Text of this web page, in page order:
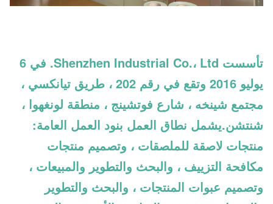
تأسست Shenzhen Industrial Co.، Ltd. في 6
يوليو 2016 وتقع في رقم 202 ، طريق تيانكسي ،
مجتمع شينخه ، شارع فوتشينج ، منطقة لونغهوا ،
شنتشن.يشمل نطاق العمل بنود العمل العامة:
منتجات لاصقة للملصقات ، وتصميم منتجات
مكافحة التزييف ، والبحث والتطوير والمبيعات ،
وتصميم عبوات المنتجات ، والبحث والتطوير